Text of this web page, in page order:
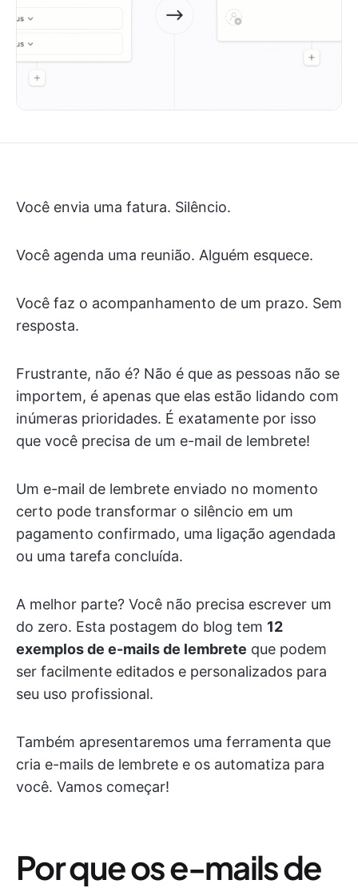
Você envia uma fatura. Silêncio.
Você agenda uma reunião. Alguém esquece.
Você faz o acompanhamento de um prazo. Sem
resposta.
Frustrante, não é? Não é que as pessoas não se
importem, é apenas que elas estão lidando com
inúmeras prioridades. É exatamente por isso
que você precisa de um e-mail de lembrete!
Um e-mail de lembrete enviado no momento
certo pode transformar o silêncio em um
pagamento confirmado, uma ligação agendada
ou uma tarefa concluída.
A melhor parte? Você não precisa escrever um
do zero. Esta postagem do blog tem 12
exemplos de e-mails de lembrete que podem
ser facilmente editados e personalizados para
seu uso profissional.
Também apresentaremos uma ferramenta que
cria e-mails de lembrete e os automatiza para
você. Vamos começar!
Por que os e-mails de